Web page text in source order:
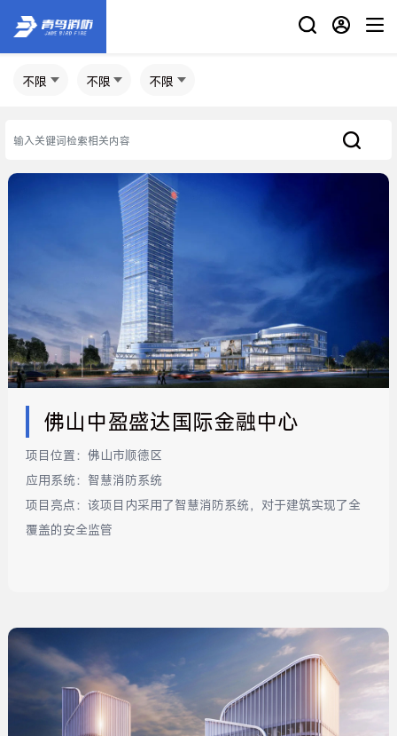
不限 不限 不限
佛山中盈盛达国际金融中心
项目位置： 佛山市顺德区
应用系统： 智慧消防系统
项目亮点： 该项目内采用了智慧消防系统，对于建筑实现了全
覆盖的安全监管